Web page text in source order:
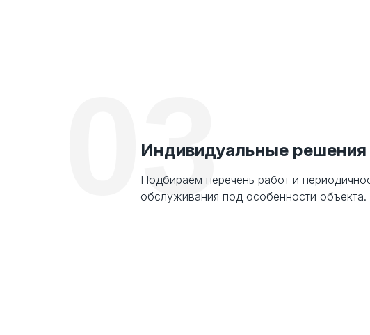
Индивидуальные решения
Подбираем перечень работ и
обслуживания под особенности объекта.
03